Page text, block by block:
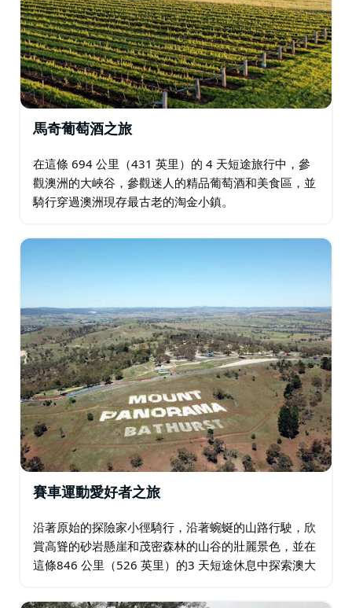
馬奇葡萄酒之旅
在這條 694 公里（431 英里）的 4 天短途旅行中，參
觀澳洲的大峽谷，參觀迷人的精品葡萄酒和美食區，並
騎行穿過澳洲現存最古老的淘金小鎮。
賽車運動愛好者之旅
沿著原始的探險家小徑騎行，沿著蜿蜒的山路行駛，欣
賞高聳的砂岩懸崖和茂密森林的山谷的壯麗景色，並在
這條846 公里（526 英里）的3 天短途休息中探索澳大